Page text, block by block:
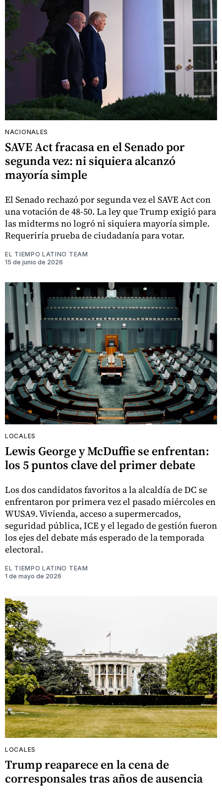
NACIONALES
SAVE Act fracasa en el Senado por
segunda vez: ni siquiera alcanzó
mayoría simple
El Senado rechazó por segunda vez el SAVE Act con
una votación de 48-50. La ley que Trump exigió para
las midterms no logró ni siquiera mayoría simple.
Requeriría prueba de ciudadanía para votar.
EL TIEMPO LATINO TEAM
15 de junio de 2026
LOCALES
Lewis George y McDuffie se enfrentan:
los 5 puntos clave del primer debate
Los dos candidatos favoritos a la alcaldía de DC se
enfrentaron por primera vez el pasado miércoles en
WUSA9. Vivienda, acceso a supermercados,
seguridad pública, ICE y el legado de gestión fueron
los ejes del debate más esperado de la temporada
electoral.
EL TIEMPO LATINO TEAM
1 de mayo de 2026
LOCALES
Trump reaparece en la cena de
corresponsales tras años de ausencia